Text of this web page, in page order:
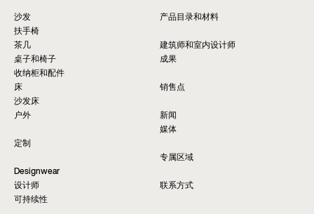
沙发
产品目录和材料
扶手椅
茶几
建筑师和室内设计师
桌子和椅子
成果
收纳柜和配件
床
销售点
沙发床
户外
新闻
媒体
定制
专属区域
Designwear
设计师
联系方式
可持续性